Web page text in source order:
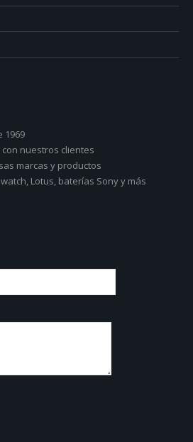
1969
nuestros clientes
marcas y productos
Lotus, baterías Sony y más